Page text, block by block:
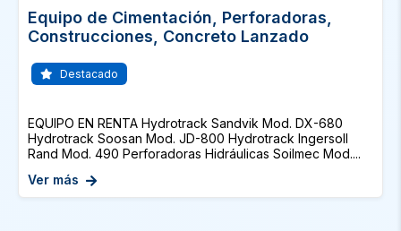
Equipo de Cimentación, Perforadoras,
Construcciones, Concreto Lanzado
Destacado
EQUIPO EN RENTA Hydrotrack Sandvik Mod. DX-680
Hydrotrack Soosan Mod. JD-800 Hydrotrack Ingersoll
Rand Mod. 490 Perforadoras Hidráulicas Soilmec Mod....
Ver más